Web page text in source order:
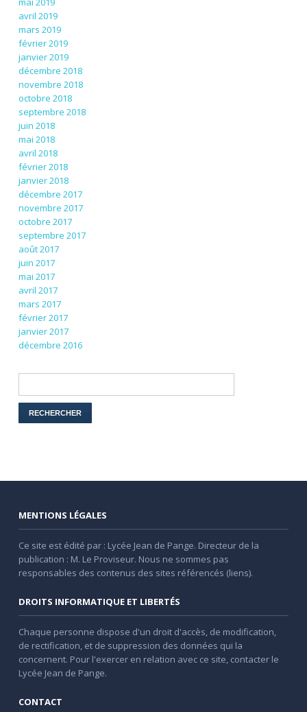
avril 2019
mars 2019
février 2019
janvier 2019
décembre 2018
novembre 2018
octobre 2018
septembre 2018
juin 2018
mai 2018
avril 2018
février 2018
janvier 2018
décembre 2017
novembre 2017
octobre 2017
septembre 2017
août 2017
juin 2017
mai 2017
avril 2017
mars 2017
février 2017
janvier 2017
décembre 2016
MENTIONS LÉGALES
Ce site est édité par : Lycée Jean de Pange. Directeur de la
publication : M. Le Proviseur. Nous ne sommes pas
responsables des contenus des sites référencés (liens).
DROITS INFORMATIQUE ET LIBERTÉS
Chaque personne dispose d'un droit d'accès, de modification,
de rectification, et de suppression des données qui la
concernent. Pour l'exercer en relation avec ce site, contacter le
Lycée Jean de Pange.
CONTACT